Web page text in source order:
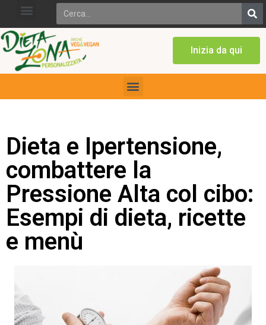
Inizia da qui
Dieta e Ipertensione,
combattere la
Pressione Alta col cibo:
Esempi di dieta, ricette
e menù